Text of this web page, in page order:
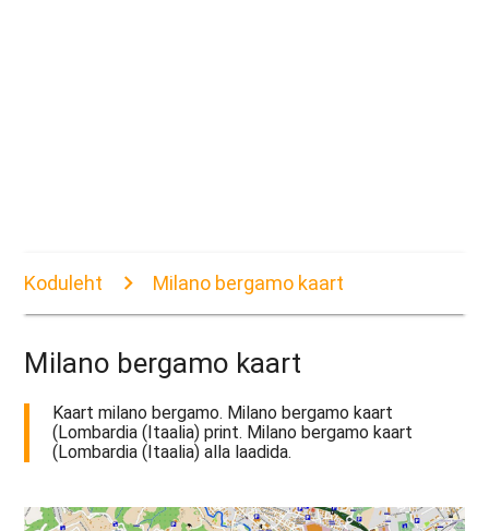
Koduleht Milano bergamo kaart
Milano bergamo kaart
Kaart milano bergamo. Milano bergamo kaart
(Lombardia (Itaalia) print. Milano bergamo kaart
(Lombardia (Itaalia) alla laadida.